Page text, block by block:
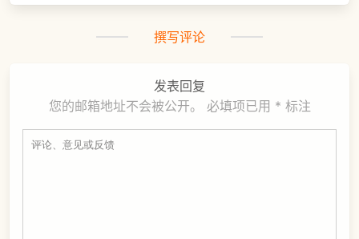
撰写评论
发表回复
您的邮箱地址不会被公开。
必填项已用 * 标注